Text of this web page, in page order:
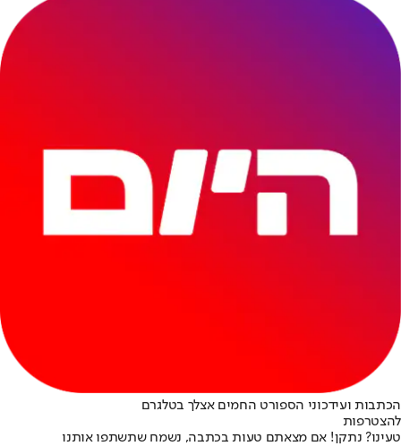
הכתבות ועידכוני הספורט החמים אצלך בטלגרם
להצטרפות
טעינו? נתקן! אם מצאתם טעות בכתבה, נשמח שתשתפו אותנו